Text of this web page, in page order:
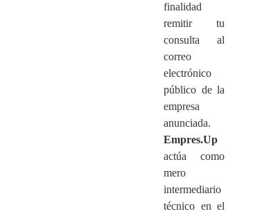
finalidad
remitir tu
consulta al
correo
electrónico
público de la
empresa
anunciada.
Empres.Up
actúa como
mero
intermediario
técnico en el